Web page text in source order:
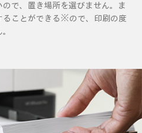
で、置き場所を選びません。ま
ることができる※ので、印刷の度